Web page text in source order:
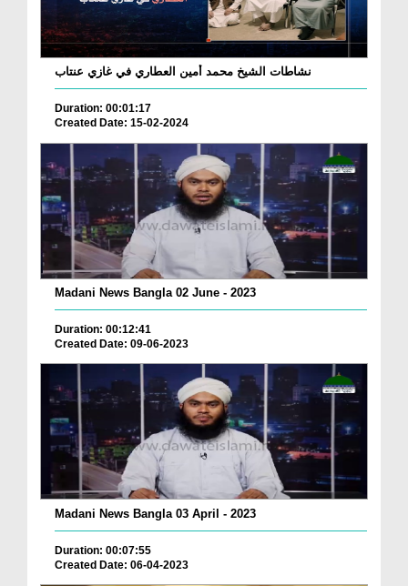
نشاطات الشيخ محمد أمين العطاري في غازي عنتاب
Duration: 00:01:17
Created Date: 15-02-2024
Madani News Bangla 02 June - 2023
Duration: 00:12:41
Created Date: 09-06-2023
Madani News Bangla 03 April - 2023
Duration: 00:07:55
Created Date: 06-04-2023